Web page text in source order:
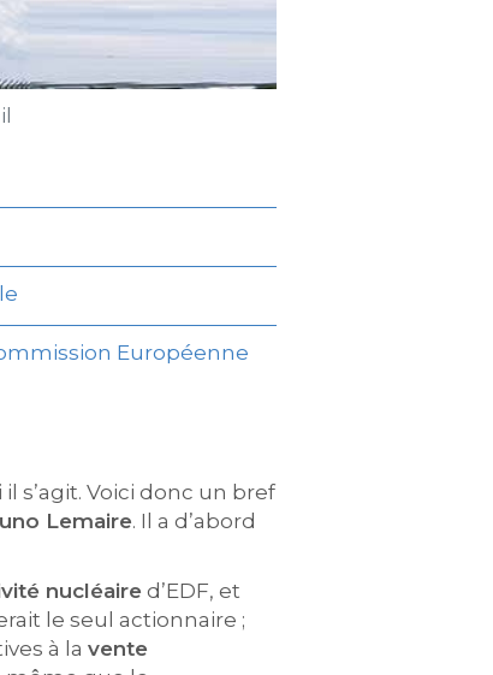
Européenne
s’agit. Voici donc un bref
Lemaire. Il a d’abord
nucléaire d’EDF, et
le seul actionnaire ;
à la vente